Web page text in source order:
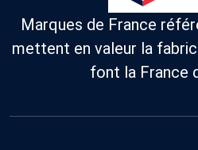
Marques de France
mettent en valeur la
font la France